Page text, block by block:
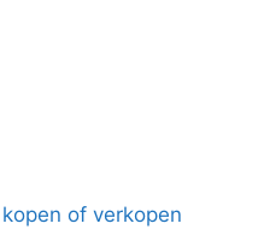
of verkopen